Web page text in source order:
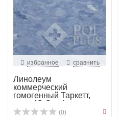
избранное сравнить
Линолеум
коммерческий
гомогенный Таркетт,
колл. iQ Granit...
(0)